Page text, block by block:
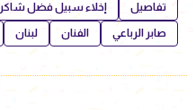
تفاصيل إخلاء سبيل فضل شاكر
صابر الرباعي الفنان لبنان